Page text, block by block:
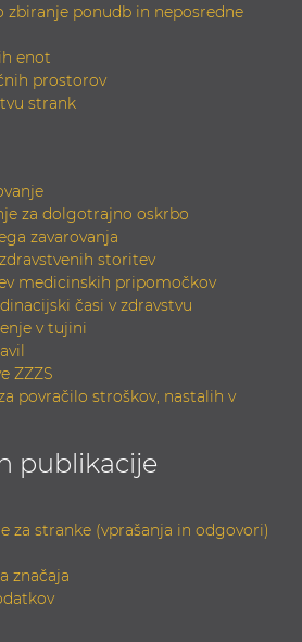
zbiranje ponudb in neposredne
enot
prostorov
strank
za dolgotrajno oskrbo
zavarovanja
storitev
medicinskih pripomočkov
časi v zdravstvu
v tujini
ZZZS
povračilo stroškov, nastalih v
publikacije
za stranke (vprašanja in odgovori)
značaja